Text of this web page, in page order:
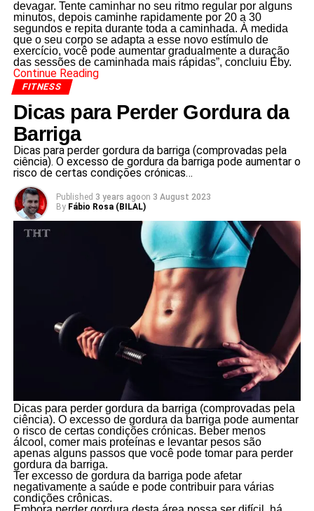
devagar. Tente caminhar no seu ritmo regular por alguns
minutos, depois caminhe rapidamente por 20 a 30
segundos e repita durante toda a caminhada. À medida
que o seu corpo se adapta a esse novo estímulo de
exercício, você pode aumentar gradualmente a duração
das sessões de caminhada mais rápidas”, concluiu Eby.
Continue Reading
FITNESS
Dicas para Perder Gordura da
Barriga
Dicas para perder gordura da barriga (comprovadas pela
ciência). O excesso de gordura da barriga pode aumentar o
risco de certas condições crónicas…
Published 3 years agoon 3 August 2023
By Fábio Rosa (BILAL)
Dicas para perder gordura da barriga (comprovadas pela
ciência). O excesso de gordura da barriga pode aumentar
o risco de certas condições crónicas. Beber menos
álcool, comer mais proteínas e levantar pesos são
apenas alguns passos que você pode tomar para perder
gordura da barriga.
Ter excesso de gordura da barriga pode afetar
negativamente a saúde e pode contribuir para várias
condições crônicas.